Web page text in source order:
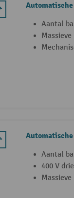
Automatische
Aantal
Automatische
Aantal
400 V